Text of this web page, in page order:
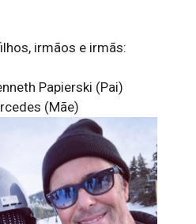
irmãos e irmãs:
Papierski (Pai)
(Mãe)